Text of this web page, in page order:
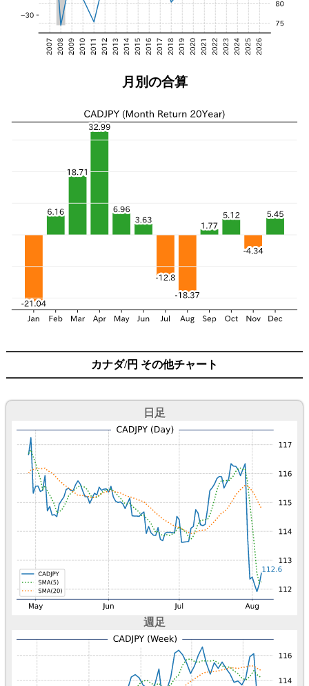
月別の合算
カナダ/円 その他チャート
日足
週足